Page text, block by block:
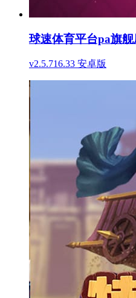
球速体育平台pa旗
v2.5.716.33 安卓版